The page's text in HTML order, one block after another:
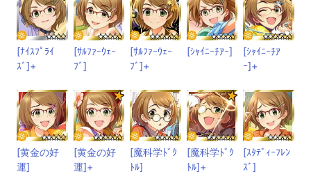
[ﾅｲｽﾌﾟﾗｲ
ｽﾞ]+
[ｻﾙﾌｧｰｳｪｰ
ﾌﾞ]
[ｻﾙﾌｧｰｳｪｰ
ﾌﾞ]+
[ｼｬｲﾆｰﾁｱｰ]
[ｼｬｲﾆｰﾁｱ
ｰ]+
[黄金の好
運]
[黄金の好
運]+
[魔科学ﾄﾞｸ
ﾄﾙ]
[魔科学ﾄﾞｸ
ﾄﾙ]+
[ｽﾀﾃﾞｨｰﾌﾚﾝ
ｽﾞ]